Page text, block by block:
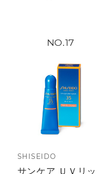
17
SHISEIDO
サンケア ＵＶリッ